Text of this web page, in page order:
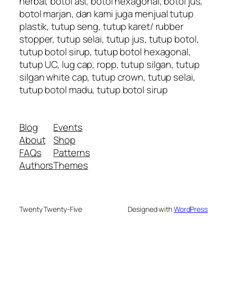
botol marjan, dan kami juga menjual tutup
plastik, tutup seng, tutup karet/ rubber
stopper, tutup selai, tutup jus, tutup botol,
tutup botol sirup, tutup botol hexagonal,
tutup UC, lug cap, ropp, tutup silgan, tutup
silgan white cap, tutup crown, tutup selai,
tutup botol madu, tutup botol sirup
Blog
About
FAQs
Authors
Events
Shop
Patterns
Themes
Twenty Twenty-Five Designed withWordPress